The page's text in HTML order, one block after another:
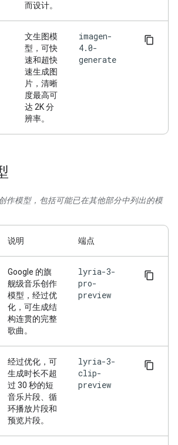
而设计。
文生图模
型，可快
速和超快
速生成图
片，清晰
度最高可
达 2K 分
辨率。
imagen-
4.0-
generate
作模型，包括可能已在其他部分中列出的模
说明 端点
Google 的旗
舰级音乐创作
模型，经过优
化，可生成结
构连贯的完整
歌曲。
lyria-3-
pro-
preview
经过优化，可
生成时长不超
过 30 秒的短
音乐片段、循
环播放片段和
预览片段。
lyria-3-
clip-
preview